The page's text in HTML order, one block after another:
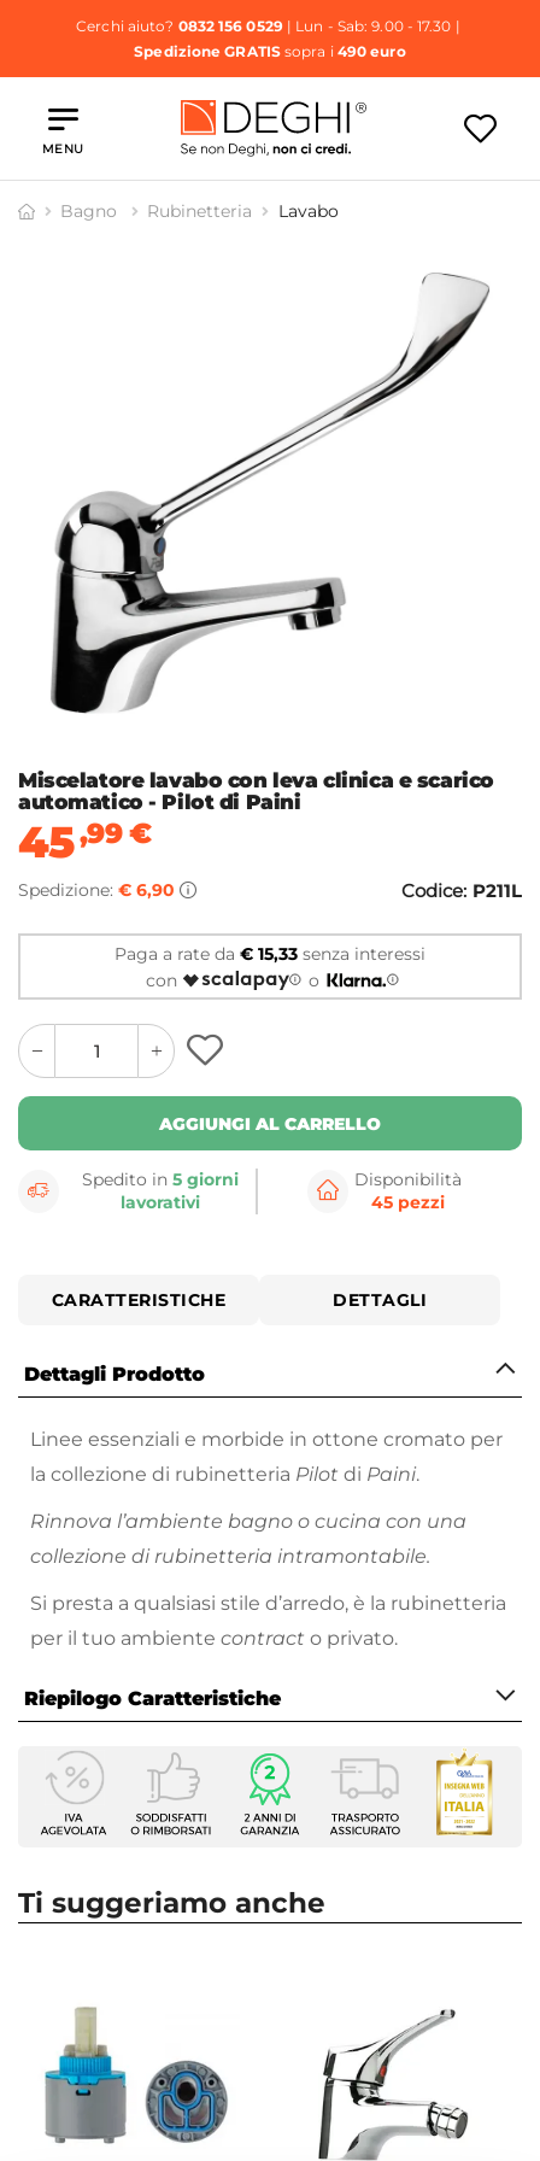
Cerchi aiuto? 0832 156 0529| Lun - Sab: 9.00 - 17.30 |
Spedizione GRATISsopra i 490 euro
MENU
Bagno Rubinetteria Lavabo
Miscelatore lavabo con leva clinica e scarico
automatico - Pilot di Paini
45,99€
Spedizione: € 6,90 Codice: P211L
Paga a rate da € 15,33 senza interessi
con
o
quantity
button
quantity
minus
button
AGGIUNGI AL CARRELLO
Spedito in5 giorni
lavorativi
Disponibilità
45 pezzi
CARATTERISTICHE DETTAGLI
Dettagli Prodotto
Linee essenziali e morbide in ottone cromato per
la collezione di rubinetteria Pilot di Paini.
Rinnova l’ambiente bagno o cucina con una
collezione di rubinetteria intramontabile.
Si presta a qualsiasi stile d’arredo, è la rubinetteria
per il tuo ambiente contract o privato.
Riepilogo Caratteristiche
Caratteristiche
Tipologia
Miscelatore Lavabo
Serie
Cromo
Azionamento
Leva clinica
20,8 cm
Ti suggeriamo anche